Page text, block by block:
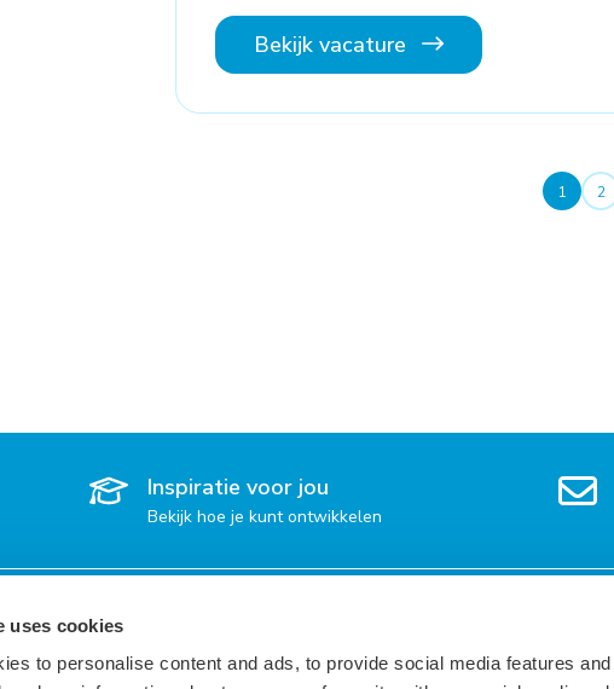
uses cookies
to personalise content and ads, to provide social media features
Bekijk vacature
1 2
Inspiratie voor jou
Bekijk hoe je kunt ontwikkelen
Vacatures per regio
Den Bosch Engels